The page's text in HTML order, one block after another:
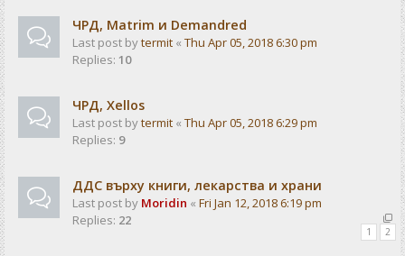
ЧРД, Matrim и Demandred
Last post bytermit « Thu Apr 05, 2018 6:30 pm
Replies: 10
ЧРД, Xellos
Last post bytermit « Thu Apr 05, 2018 6:29 pm
Replies: 9
ДДС върху книги, лекарства и храни
Last post by Moridin « Fri Jan 12, 2018 6:19 pm
Replies: 22
1 2